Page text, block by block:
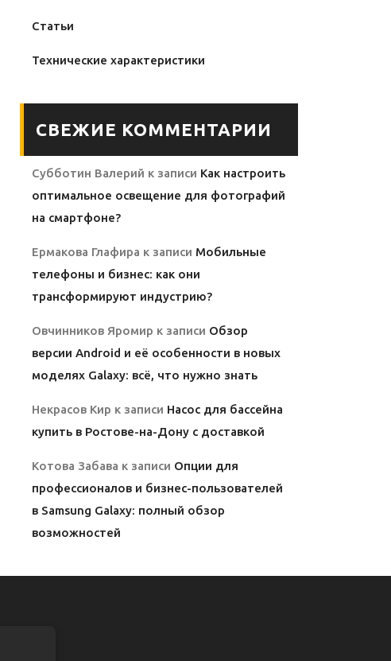
Статьи
Технические характеристики
СВЕЖИЕ КОММЕНТАРИИ
Субботин Валерий к записи Как настроить
оптимальное освещение для фотографий
на смартфоне?
Ермакова Глафира к записи Мобильные
телефоны и бизнес: как они
трансформируют индустрию?
Овчинников Яромир к записи Обзор
версии Android и её особенности в новых
моделях Galaxy: всё, что нужно знать
Некрасов Кир к записи Насос для бассейна
купить в Ростове-на-Дону с доставкой
Котова Забава к записи Опции для
профессионалов и бизнес-пользователей
в Samsung Galaxy: полный обзор
возможностей